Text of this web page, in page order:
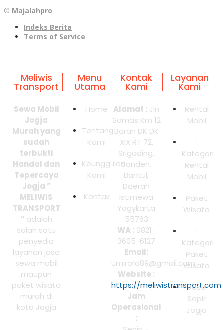
© Majalahpro
Indeks Berita
Terms of Service
Meliwis
Transport
Sewa Mobil
Jogja
Murah yang
sudah
terbukti
Handal dan
Tepercaya
Jogja ”
MELIWIS
TRANSPORT
“ adalah
salah satu
penyedia
layanan jasa
sewa mobil
maupun
paket wisata
murah di
kota Jogja
Menu
Utama
Home
Tentang
Kami
Keunggulan
Kami
Kontak
Kontak
Kami
Alamat : Jln
Samas Km 12
Baran DK DK
XIX RT 72,
Srigading,
Sanden,
Bantul,
Daerah
Istimewa
Yogykarta
55763
WA : 0821-
3605-6127
Email:
umiroro89@gmail.com
Website :
https://meliwistransport.com
Jam
Operasional
:
Layanan
Kami
Rental
Mobil
-
Kategori
Rental
Mobil
Paket
Wisata
-
Kategori
Paket
Wisata
Jasa
Sopir
Jogja